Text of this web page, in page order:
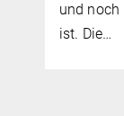
und noch
ist. Die…